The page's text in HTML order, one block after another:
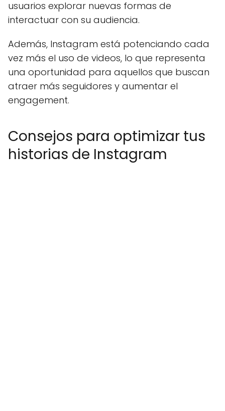
usuarios explorar nuevas formas de
interactuar con su audiencia.
Además, Instagram está potenciando cada
vez más el uso de videos, lo que representa
una oportunidad para aquellos que buscan
atraer más seguidores y aumentar el
engagement.
Consejos para optimizar tus
historias de Instagram